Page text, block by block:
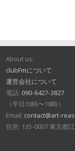
About us:
clubFmについて
運営会社について
電話: 090-6427-3827
（平日10時〜18時）
Email: contact@art-
住所: 135-0007 東京都